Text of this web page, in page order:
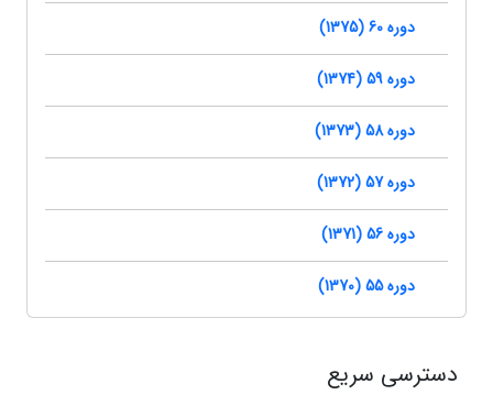
دوره 60 (1375)
دوره 59 (1374)
دوره 58 (1373)
دوره 57 (1372)
دوره 56 (1371)
دوره 55 (1370)
دسترسی سریع